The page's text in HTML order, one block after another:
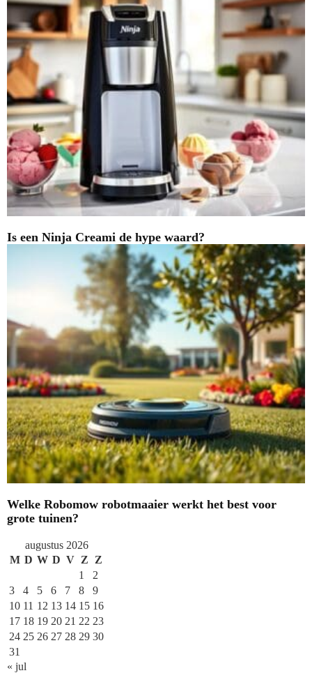
Is een Ninja Creami de hype waard?
Welke Robomow robotmaaier werkt het best voor
grote tuinen?
augustus 2026
M D W D V Z
Z
1
2
3
4 5 6 7 8
9
10 11 12 13 14 15 16
17 18 19 20 21 22 23
24 25 26 27 28 29 30
31
« jul